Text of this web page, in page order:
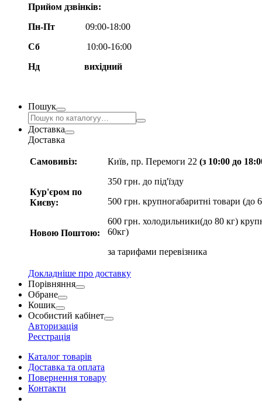
Прийом дзвінків:
Пн-Пт
09:00-18:00
Сб
10:00-16:00
Нд вихідний
Пошук
Доставка
Доставка
Самовивіз:
Кур'єром по
Києву:
Новою Поштою:
Київ, пр. Перемоги 22 (з 10:00 до
350 грн. до під'їзду
500 грн. крупногабаритні товари (до
600 грн. холодильники(до 80 кг)
60кг)
за тарифами перевізника
Докладніше про доставку
Порівняння
Обране
Кошик
Особистий кабінет
Авторизація
Реєстрація
Каталог товарів
Доставка та оплата
Повернення товару
Контакти